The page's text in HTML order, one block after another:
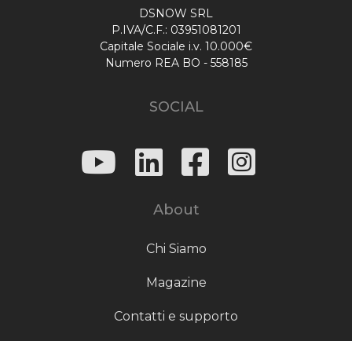
DSNOW SRL
P.IVA/C.F.: 03951081201
Capitale Sociale i.v. 10.000€
Numero REA BO - 558185
SOCIAL
About
Chi Siamo
Magazine
Contatti e supporto